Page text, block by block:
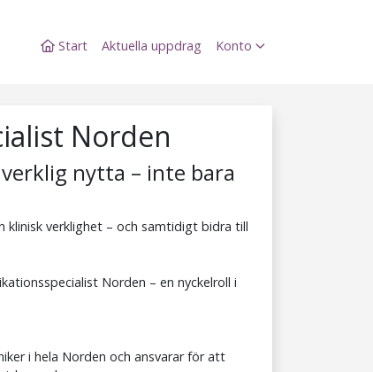
Start Aktuella uppdrag Konto
Norden
nytta – inte bara
klinisk verklighet – och samtidigt bidra till
Norden – en nyckelroll i
i hela Norden och ansvarar för att